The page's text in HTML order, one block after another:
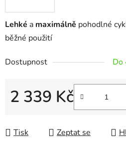
Lehké a maximálně pohodlné
běžné použití
Dostupnost Do
2 339 Kč
Tisk Zeptat se